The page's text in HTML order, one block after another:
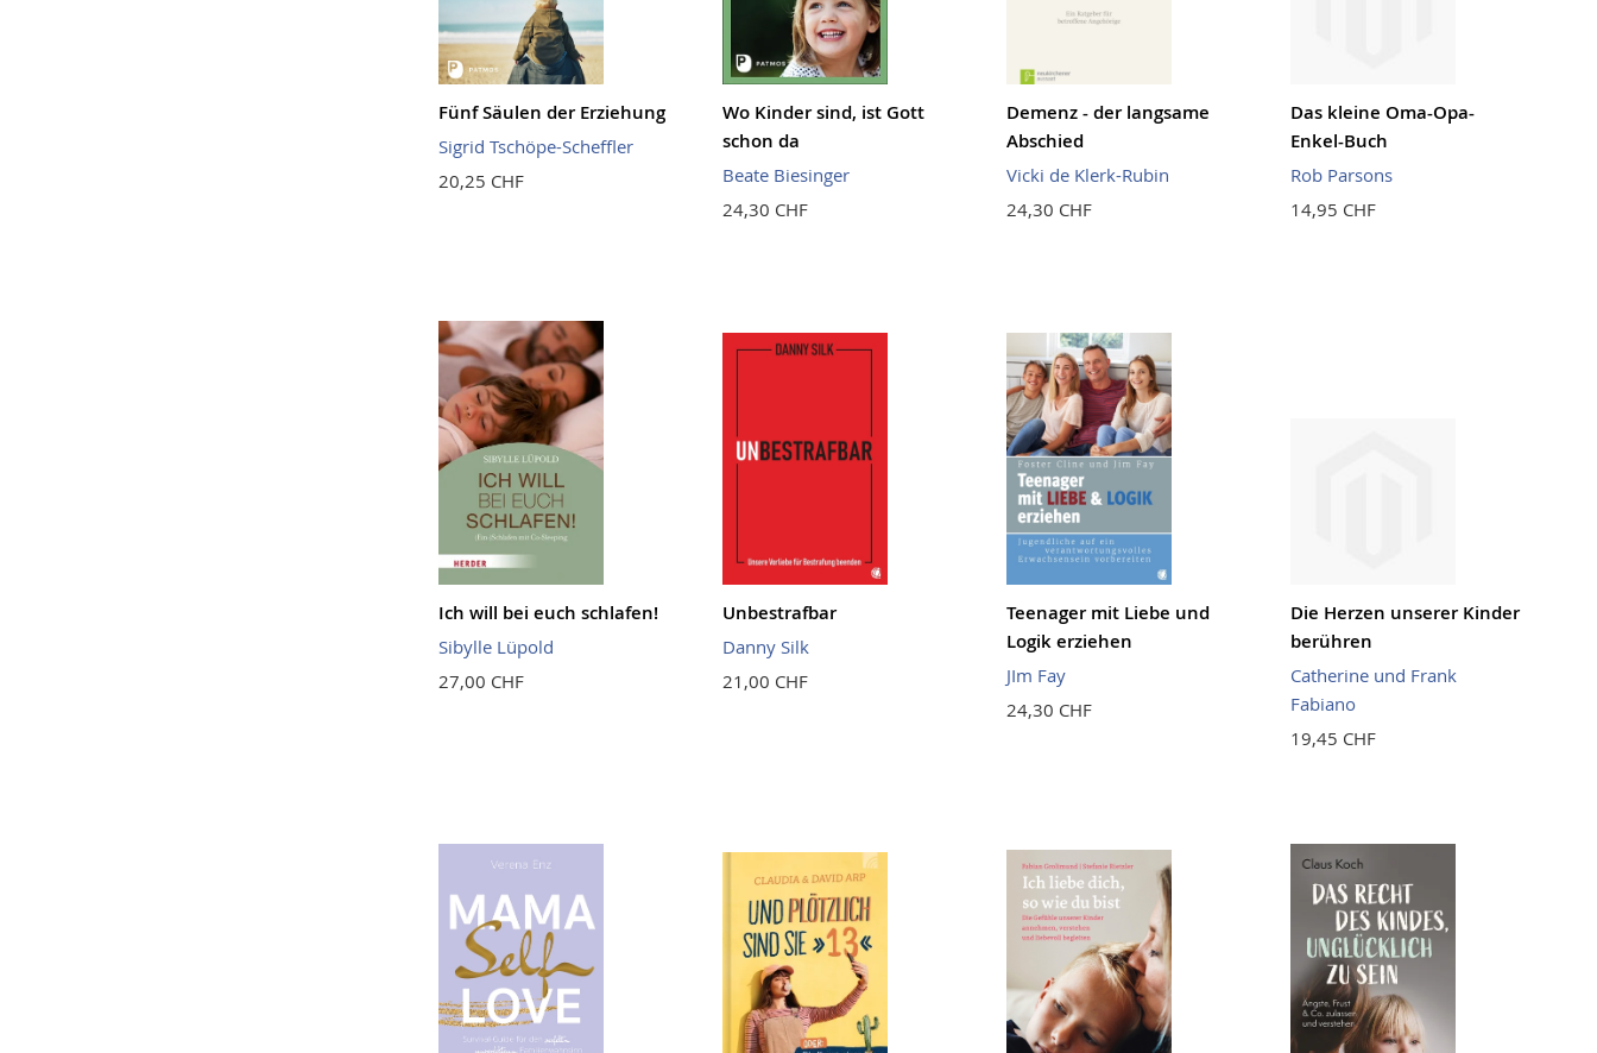
Fünf Säulen der Erziehung
Sigrid Tschöpe-Scheffler
20,25 CHF
Wo Kinder sind, ist Gott
schon da
Beate Biesinger
24,30 CHF
Demenz - der langsame
Abschied
Vicki de Klerk-Rubin
24,30 CHF
Das kleine Oma-Opa-
Enkel-Buch
Rob Parsons
14,95 CHF
Ich will bei euch schlafen!
Sibylle Lüpold
27,00 CHF
Unbestrafbar
Danny Silk
21,00 CHF
Teenager mit Liebe und
Logik erziehen
JIm Fay
24,30 CHF
Die Herzen unserer Kinder
berühren
Catherine und Frank
Fabiano
19,45 CHF